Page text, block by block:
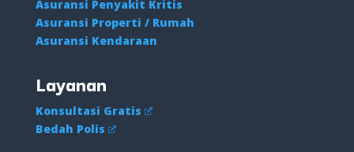
Asuransi Penyakit Kritis
Asuransi Properti / Rumah
Asuransi Kendaraan
Layanan
Konsultasi Gratis
Bedah Polis